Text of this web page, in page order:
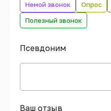
Немой звонок
Опрос
Полезный звонок
Псевдоним
Ваш отзыв